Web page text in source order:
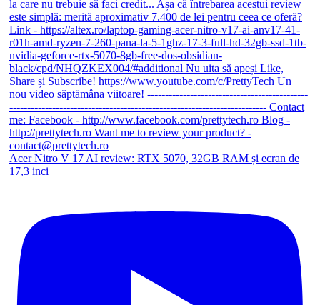
Acer Nitro V 17 AI review: RTX 5070, 32GB RAM și ecran de
17,3 inci